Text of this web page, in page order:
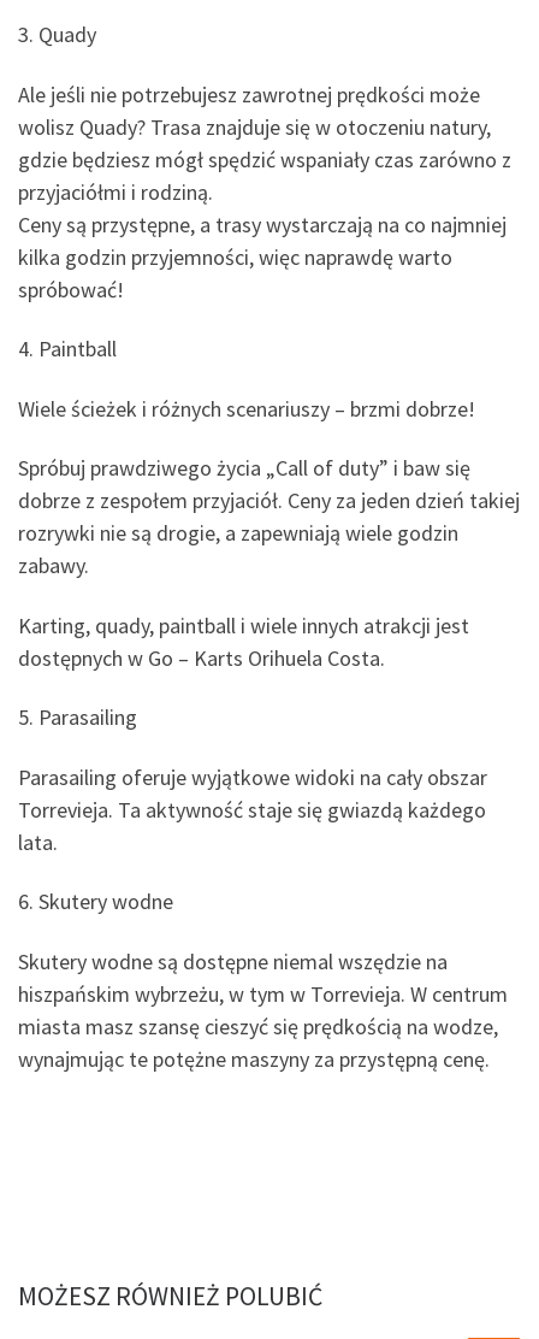
3. Quady
Ale jeśli nie potrzebujesz zawrotnej prędkości może
wolisz Quady? Trasa znajduje się w otoczeniu natury,
gdzie będziesz mógł spędzić wspaniały czas zarówno z
przyjaciółmi i rodziną.
Ceny są przystępne, a trasy wystarczają na co najmniej
kilka godzin przyjemności, więc naprawdę warto
spróbować!
4. Paintball
Wiele ścieżek i różnych scenariuszy – brzmi dobrze!
Spróbuj prawdziwego życia „Call of duty” i baw się
dobrze z zespołem przyjaciół. Ceny za jeden dzień takiej
rozrywki nie są drogie, a zapewniają wiele godzin
zabawy.
Karting, quady, paintball i wiele innych atrakcji jest
dostępnych w Go – Karts Orihuela Costa.
5. Parasailing
Parasailing oferuje wyjątkowe widoki na cały obszar
Torrevieja. Ta aktywność staje się gwiazdą każdego
lata.
6. Skutery wodne
Skutery wodne są dostępne niemal wszędzie na
hiszpańskim wybrzeżu, w tym w Torrevieja. W centrum
miasta masz szansę cieszyć się prędkością na wodze,
wynajmując te potężne maszyny za przystępną cenę.
MOŻESZ RÓWNIEŻ POLUBIĆ